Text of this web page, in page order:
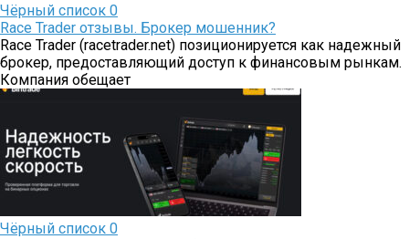
Чёрный список 0
Race Trader отзывы. Брокер мошенник?
Race Trader (racetrader.net) позиционируется как надежный
брокер, предоставляющий доступ к финансовым рынкам.
Компания обещает
Чёрный список 0